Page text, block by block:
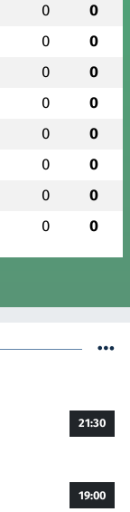
0 0
0 0
0 0
0 0
0 0
0 0
0 0
0 0
21:30
19:00